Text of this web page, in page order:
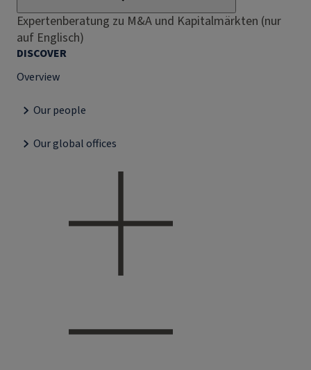
Expertenberatung zu M&A und Kapitalmärkten (nur
auf Englisch)
DISCOVER
Overview
Our people
Our global offices